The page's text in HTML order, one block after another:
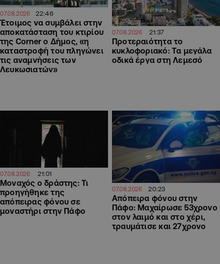
07.08.2026 22:46
Έτοιμος να συμβάλει στην
αποκατάσταση του κτιρίου
της Corner ο Δήμος, «η
καταστροφή του πληγώνει
τις αναμνήσεις των
Λευκωσιατών»
07.08.2026 21:37
Προτεραιότητα το
κυκλοφοριακό: Τα μεγάλα
οδικά έργα στη Λεμεσό
07.08.2026 21:01
Μοναχός ο δράστης: Τι
προηγήθηκε της
απόπειρας φόνου σε
μοναστήρι στην Πάφο
07.08.2026 20:23
Απόπειρα φόνου στην
Πάφο: Μαχαίρωσε 53χρονο
στον λαιμό και στο χέρι,
τραυμάτισε και 27χρονο